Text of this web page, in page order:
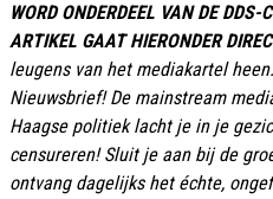
WORD ONDERDEEL VAN DE
ARTIKEL GAAT HIERONDER
leugens van het mediakartel heen:
Nieuwsbrief! De mainstream
Haagse politiek lacht je in je
censureren! Sluit je aan bij de
ontvang dagelijks het échte,